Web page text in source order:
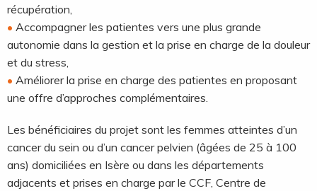
récupération,
Accompagner les patientes vers une plus grande
autonomie dans la gestion et la prise en charge de la douleur
et du stress,
Améliorer la prise en charge des patientes en proposant
une offre d’approches complémentaires.
Les bénéficiaires du projet sont les femmes atteintes d’un
cancer du sein ou d’un cancer pelvien (âgées de 25 à 100
ans) domiciliées en Isère ou dans les départements
adjacents et prises en charge par le CCF, Centre de